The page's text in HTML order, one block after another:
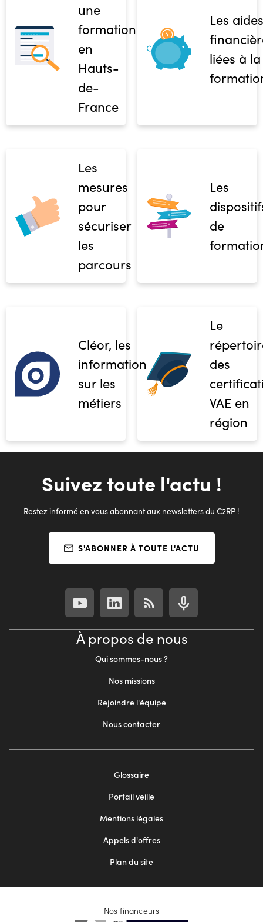
une
formation
en
Hauts-
de-
France
Les aides
liées à la
Les
mesures
pour
sécuriser
les
parcours
Les
de
Cléor, les
informations
sur les
métiers
Le
des
VAE en
région
Suivez toute l'actu !
Restez informé en vous abonnant aux newsletters du C2RP !
S'ABONNER À TOUTE L'ACTU
À propos de nous
Qui sommes-nous ?
Nos missions
Rejoindre l'équipe
Nous contacter
Glossaire
Portail veille
Mentions légales
Appels d'offres
Plan du site
Nos financeurs